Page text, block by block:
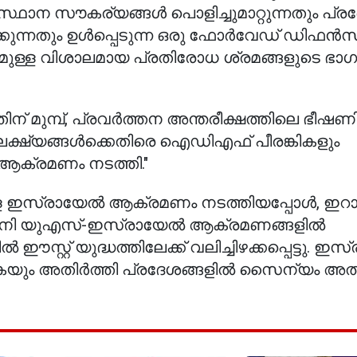
സൗകര്യങ്ങൾ പൊളിച്ചുമാറ്റുന്നതും
ഉൾപ്പെടുന്ന ഒരു ഫോർവേഡ്
വിശാലമായ പ്രതിരോധ ശ്രമങ്ങളുടെ
മുമ്പ്, പ്രവർത്തന അന്തരീക്ഷത്തിലെ
ഐഡിഎഫ് പീരങ്കികളും
നടത്തി."
ആക്രമണം നടത്തിയപ്പോൾ,
യുഎസ്-ഇസ്രായേൽ ആക്രമണങ്ങളിൽ
യുദ്ധത്തിലേക്ക് വലിച്ചിഴക്കപ്പെട്ടു.
അതിർത്തി പ്രദേശങ്ങളിൽ സൈന്യം